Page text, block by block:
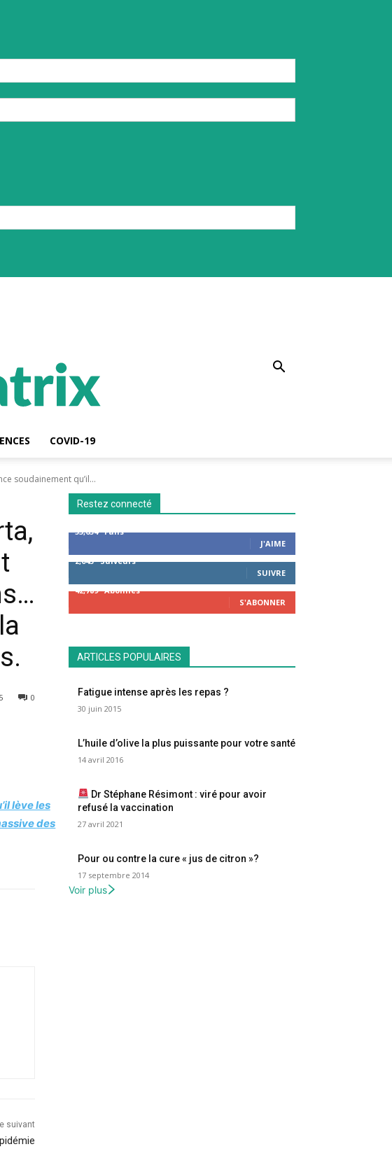
COVID-19
soudainement qu’il...
0
lève les
des
suivant
Restez connecté
53,654
Fans
J'AIME
2,043 Suiveurs
SUIVRE
42,789 Abonnés
S'ABONNER
ARTICLES POPULAIRES
Fatigue intense après les repas ?
30 juin 2015
L’huile d’olive la plus puissante pour votre santé
14 avril 2016
Dr Stéphane Résimont : viré pour avoir
refusé la vaccination
27 avril 2021
Pour ou contre la cure « jus de citron »?
17 septembre 2014
Voir plus